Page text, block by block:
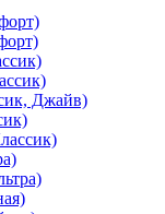
Джайв)